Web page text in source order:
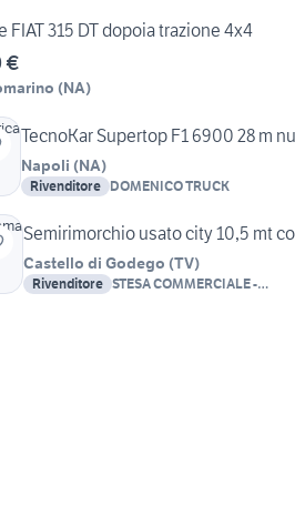
FIAT 315 DT dopoia trazione 4x4
€
(NA)
TecnoKar Supertop F1 6900 28 m
Napoli (NA)
Rivenditore DOMENICO TRUCK
Semirimorchio usato city 10,5 mt
Castello di Godego (TV)
Rivenditore STESA COMMERCIALE -